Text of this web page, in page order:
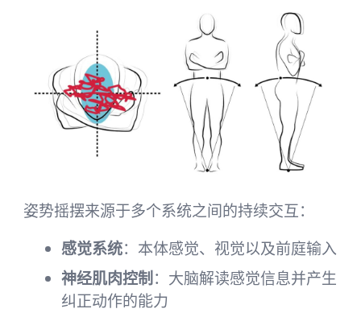
姿势摇摆来源于多个系统之间的持续交互：
感觉系统：本体感觉、视觉以及前庭输入
神经肌肉控制：大脑解读感觉信息并产生
纠正动作的能力